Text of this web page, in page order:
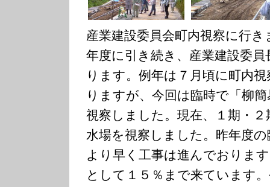
産業建設委員会町内視察に行
年度に引き続き、産業建設委
ります。例年は７月頃に町内
りますが、今回は臨時で「柳
視察しました。現在、１期・
水場を視察しました。昨年度
より早く工事は進んでおりま
として１５％まで来ています